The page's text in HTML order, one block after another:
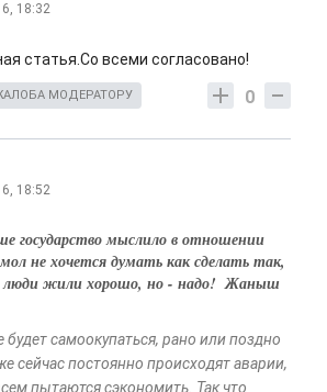
18:32
статья.Со всеми согласовано!
0
МОДЕРАТОРУ
18:52
государство мыслило в отношении
не хочется думать как сделать так,
люди жили хорошо, но - надо! Жаныш
будет самоокупаться, рано или поздно
сейчас постоянно происходят аварии,
пытаются сэкономить. Так что